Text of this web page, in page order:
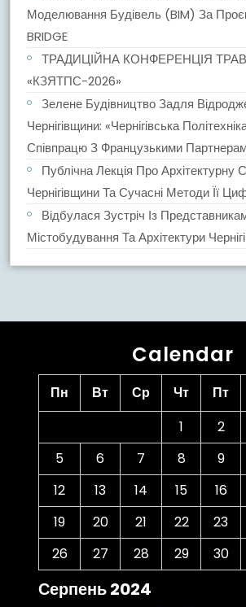
Моделювання Будівель (BIM) За
BRIDGE
ТРАДИЦІЙНА КОНФЕРЕНЦІЯ
«КЗЯТПС-2026»
Зелене Будівництво Задля
Чернігівщини: «Чернігівська
Співпрацю З Французькими
Публічна Лекція Про Архітектурну
Чернігівщини Та Сучасні Методи Її
Відбулася Зустріч Із
Містобудування Та Архітектури
Calendar
Серпень 2024
Пн Вт Ср Чт Пт
1
2
5
6 7 8 9
12
13 14 15 16
19
20 21 22 23
26
27 28 29 30